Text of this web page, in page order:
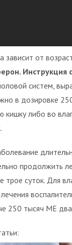
зависит от
Инструкция
систем,
в дозировке
либо во
продолжить
суток. Для
250 тысяч МЕ